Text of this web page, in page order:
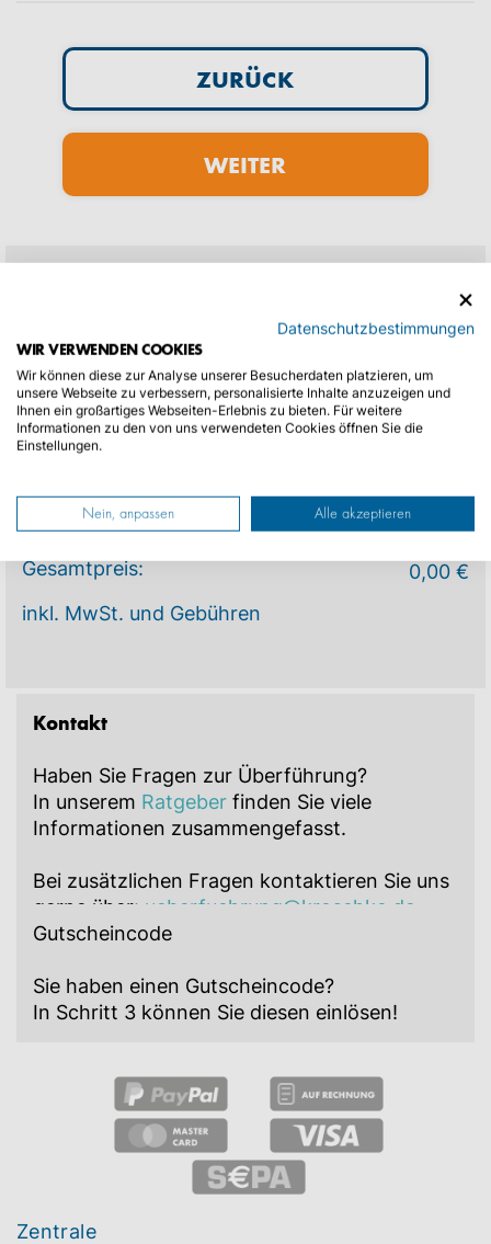
inkl. MwSt. und Gebühren
Gesamtpreis: 0,00 €
Einfache Fahrt (A-B)
Von: -
Nach: -
Entfernung: -
Aufschlag f. Rotes Kennzeichen:
Kontakt
Haben Sie Fragen zur Überführung?
In unserem Ratgeber finden Sie viele
Informationen zusammengefasst.
Bei zusätzlichen Fragen kontaktieren Sie uns
gerne über: ueberfuehrung@kroschke.de
Gutscheincode
Sie haben einen Gutscheincode?
In Schritt 3 können Sie diesen einlösen!
ZURÜCK
WEITER
Zentrale
Datenschutzbestimmungen
WIR VERWENDEN COOKIES
Wir können diese zur Analyse unserer Besucherdaten platzieren, um
unsere Webseite zu verbessern, personalisierte Inhalte anzuzeigen und
Ihnen ein großartiges Webseiten-Erlebnis zu bieten. Für weitere
Informationen zu den von uns verwendeten Cookies öffnen Sie die
Einstellungen.
Nein, anpassen Alle akzeptieren